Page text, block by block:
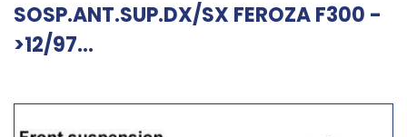
SOSP.ANT.SUP.DX/SX FEROZA F300 -
>12/97...